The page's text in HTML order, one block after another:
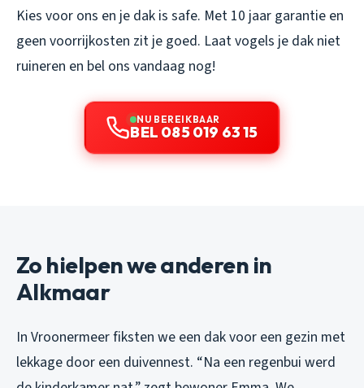
Kies voor ons en je dak is safe. Met 10 jaar garantie en
geen voorrijkosten zit je goed. Laat vogels je dak niet
ruineren en bel ons vandaag nog!
NU BEREIKBAAR
BEL 085 019 63 15
Zo hielpen we anderen in
Alkmaar
In Vroonermeer fiksten we een dak voor een gezin met
lekkage door een duivennest. “Na een regenbui werd